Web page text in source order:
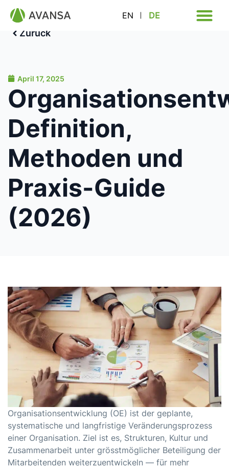
EN DE
Zurück
April 17, 2025
Definition,
Methoden und
Praxis-Guide
(2026)
Organisationsentwicklung (OE) ist der geplante,
systematische und langfristige Veränderungsprozess
einer Organisation. Ziel ist es, Strukturen, Kultur und
Zusammenarbeit unter grösstmöglicher Beteiligung der
Mitarbeitenden weiterzuentwickeln — für mehr